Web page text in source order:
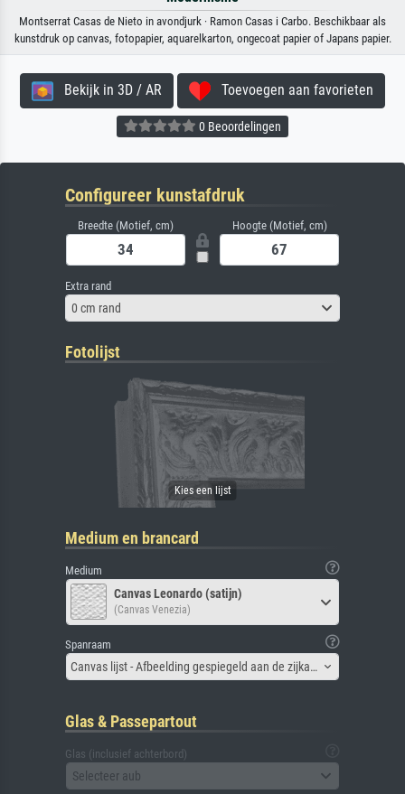
Montserrat Casas de Nieto in avondjurk · Ramon Casas i Carbo. Beschikbaar als
kunstdruk op canvas, fotopapier, aquarelkarton, ongecoat papier of Japans papier.
Bekijk in 3D / AR Toevoegen aan favorieten
0 Beoordelingen
Configureer kunstafdruk
Breedte (Motief, cm) Hoogte (Motief, cm)
Extra rand
0 cm rand
Fotolijst
Medium en brancard
Medium
Canvas Leonardo (satijn)
(Canvas Venezia)
Spanraam
Canvas lijst - Afbeelding gespiegeld aan de zijkant
Glas & Passepartout
Glas (inclusief achterbord)
Selecteer aub